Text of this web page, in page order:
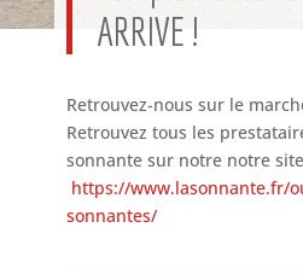
ARRIVE !
Retrouvez-nous sur le
Retrouvez tous les
sonnante sur notre notre
https://www.lasonnante.fr/
sonnantes/